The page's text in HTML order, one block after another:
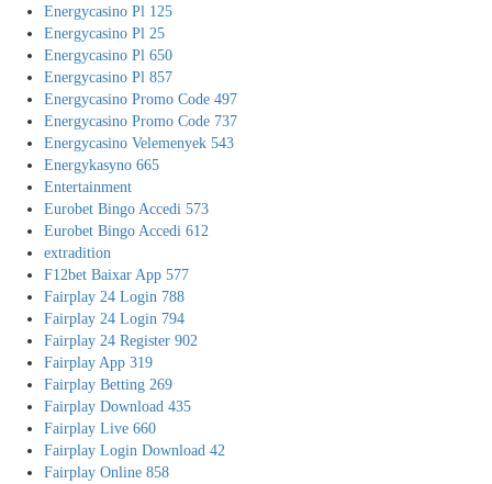
Energycasino Pl 125
Energycasino Pl 25
Energycasino Pl 650
Energycasino Pl 857
Energycasino Promo Code 497
Energycasino Promo Code 737
Energycasino Velemenyek 543
Energykasyno 665
Entertainment
Eurobet Bingo Accedi 573
Eurobet Bingo Accedi 612
extradition
F12bet Baixar App 577
Fairplay 24 Login 788
Fairplay 24 Login 794
Fairplay 24 Register 902
Fairplay App 319
Fairplay Betting 269
Fairplay Download 435
Fairplay Live 660
Fairplay Login Download 42
Fairplay Online 858